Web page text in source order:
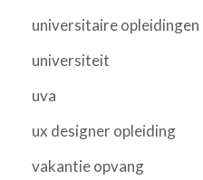
universitaire opleidingen
universiteit
uva
ux designer opleiding
vakantie opvang